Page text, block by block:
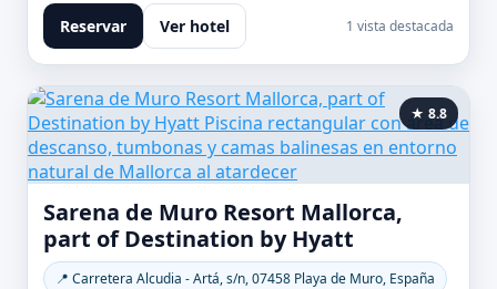
Reservar Ver hotel 1 vista destacada
★ 8.8
Sarena de Muro Resort Mallorca,
part of Destination by Hyatt
📍 Carretera Alcudia - Artá, s/n, 07458 Playa de Muro, España